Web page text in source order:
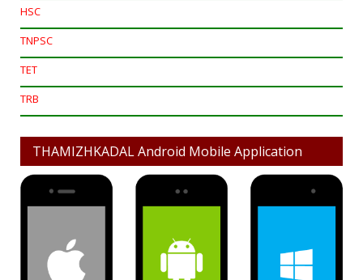
HSC
TNPSC
TET
TRB
THAMIZHKADAL Android Mobile Application